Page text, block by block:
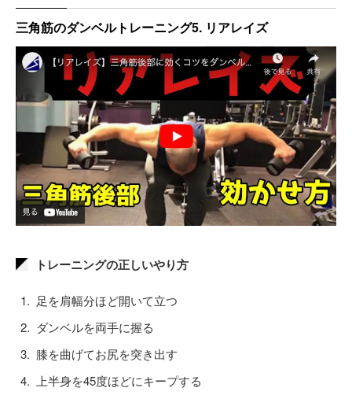
三角筋のダンベルトレーニング5. リアレイズ
トレーニングの正しいやり方
足を肩幅分ほど開いて立つ
ダンベルを両手に握る
膝を曲げてお尻を突き出す
上半身を45度ほどにキープする